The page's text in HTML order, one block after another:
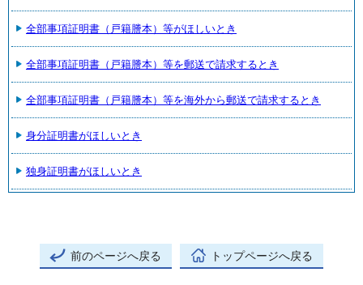
全部事項証明書（戸籍謄本）等がほしいとき
全部事項証明書（戸籍謄本）等を郵送で請求するとき
全部事項証明書（戸籍謄本）等を海外から郵送で請求するとき
身分証明書がほしいとき
独身証明書がほしいとき
前のページへ戻る トップページへ戻る